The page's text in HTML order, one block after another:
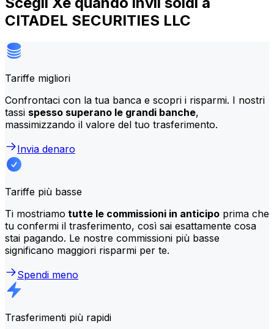
CITADEL SECURITIES LLC
Tariffe migliori
Confrontaci con la tua banca e scopri i risparmi. I nostri
tassi spesso superano le grandi banche,
massimizzando il valore del tuo trasferimento.
Invia denaro
Tariffe più basse
Ti mostriamo tutte le commissioni in anticipo prima che
tu confermi il trasferimento, così sai esattamente cosa
stai pagando. Le nostre commissioni più basse
significano maggiori risparmi per te.
Spendi meno
Trasferimenti più rapidi